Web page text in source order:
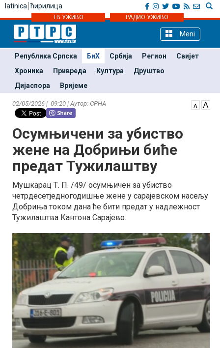
latinica ћирилица
ТВ УЖИВО РАДИО УЖИВО
Meni
Република Српска БиХ Србија Регион
Свијет
Хроника
Привреда Култура
Друштво
Дијаспора
Вријеме
02/05/2026 | 09:20 | Аутор: СРНА
Осумњичени за убиство
жене на Добрињи биће
предат Тужилаштву
Мушкарац Т. П. /49/ осумњичен за убиство
четрдесетједногодишње жене у сарајевском насељу
Добриња током дана ће бити предат у надлежност
Тужилаштва Кантона Сарајево.